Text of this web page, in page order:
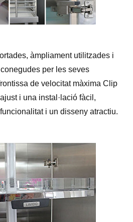
àmpliament utilitzades i
per les seves
de velocitat màxima Clip
i una instal·lació fàcil,
i un disseny atractiu.